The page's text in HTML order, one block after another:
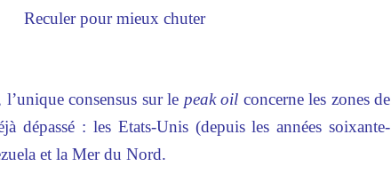
Reculer pour mieux chuter
consensus sur le peak oil concerne les zones de
dépassé : les Etats-Unis (depuis les années soixante-
et la Mer du Nord.